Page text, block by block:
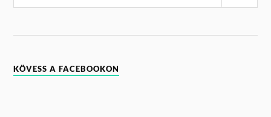
KÖVESS A FACEBOOKON